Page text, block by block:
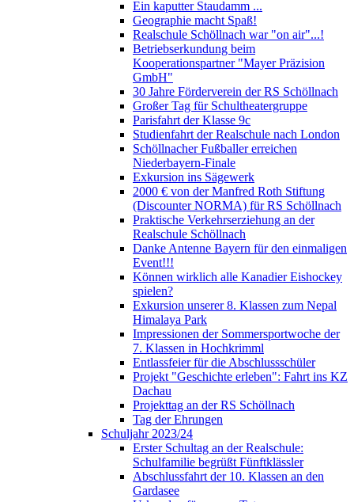
Ein kaputter Staudamm ...
Geographie macht Spaß!
Realschule Schöllnach war "on air"...!
Betriebserkundung beim
Kooperationspartner "Mayer Präzision
GmbH"
30 Jahre Förderverein der RS Schöllnach
Großer Tag für Schultheatergruppe
Parisfahrt der Klasse 9c
Studienfahrt der Realschule nach London
Schöllnacher Fußballer erreichen
Niederbayern-Finale
Exkursion ins Sägewerk
2000 € von der Manfred Roth Stiftung
(Discounter NORMA) für RS Schöllnach
Praktische Verkehrserziehung an der
Realschule Schöllnach
Danke Antenne Bayern für den einmaligen
Event!!!
Können wirklich alle Kanadier Eishockey
spielen?
Exkursion unserer 8. Klassen zum Nepal
Himalaya Park
Impressionen der Sommersportwoche der
7. Klassen in Hochkrimml
Entlassfeier für die Abschlussschüler
Projekt "Geschichte erleben": Fahrt ins KZ
Dachau
Projekttag an der RS Schöllnach
Tag der Ehrungen
Schuljahr 2023/24
Erster Schultag an der Realschule:
Schulfamilie begrüßt Fünftklässler
Abschlussfahrt der 10. Klassen an den
Gardasee